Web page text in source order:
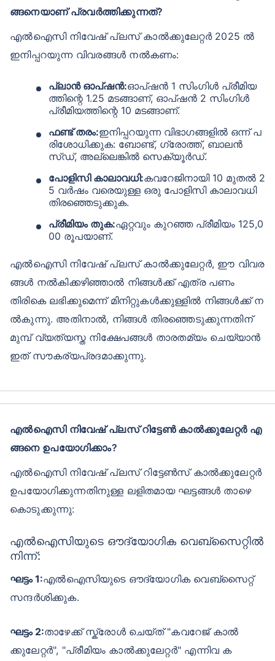
ങ്ങനെയാണ് പ്രവർത്തിക്കുന്നത്?
എൽഐസി നിവേഷ് പ്ലസ് കാൽക്കുലേറ്റർ 2025 ൽ
ഇനിപ്പറയുന്ന വിവരങ്ങൾ നൽകണം:
പ്ലാൻ ഓപ്ഷൻ:ഓപ്ഷൻ 1 സിംഗിൾ പ്രീമിയ
ത്തിന്റെ 1.25 മടങ്ങാണ്, ഓപ്ഷൻ 2 സിംഗിൾ
പ്രീമിയത്തിന്റെ 10 മടങ്ങാണ്.
ഫണ്ട് തരം:ഇനിപ്പറയുന്ന വിഭാഗങ്ങളിൽ ഒന്ന് പ
രിശോധിക്കുക: ബോണ്ട്, ഗ്രോത്ത്, ബാലൻ
സ്ഡ്, അല്ലെങ്കിൽ സെക്യൂർഡ്.
പോളിസി കാലാവധി:കവറേജിനായി 10 മുതൽ 2
5 വർഷം വരെയുള്ള ഒരു പോളിസി കാലാവധി
തിരഞ്ഞെടുക്കുക.
പ്രീമിയം തുക:ഏറ്റവും കുറഞ്ഞ പ്രീമിയം 125,0
00 രൂപയാണ്.
എൽഐസി നിവേഷ് പ്ലസ് കാൽക്കുലേറ്റർ, ഈ വിവര
ങ്ങൾ നൽകിക്കഴിഞ്ഞാൽ നിങ്ങൾക്ക് എത്ര പണം
തിരികെ ലഭിക്കുമെന്ന് മിനിറ്റുകൾക്കുള്ളിൽ നിങ്ങൾക്ക് ന
ൽകുന്നു. അതിനാൽ, നിങ്ങൾ തിരഞ്ഞെടുക്കുന്നതിന്
മുമ്പ് വ്യത്യസ്ത നിക്ഷേപങ്ങൾ താരതമ്യം ചെയ്യാൻ
ഇത് സൗകര്യപ്രദമാക്കുന്നു.
എൽഐസി നിവേഷ് പ്ലസ് റിട്ടേൺ കാൽക്കുലേറ്റർ എ
ങ്ങനെ ഉപയോഗിക്കാം?
എൽഐസി നിവേഷ് പ്ലസ് റിട്ടേൺസ് കാൽക്കുലേറ്റർ
ഉപയോഗിക്കുന്നതിനുള്ള ലളിതമായ ഘട്ടങ്ങൾ താഴെ
കൊടുക്കുന്നു:
എൽഐസിയുടെ ഔദ്യോഗിക വെബ്‌സൈറ്റിൽ
നിന്ന്:
ഘട്ടം 1:എൽഐസിയുടെ ഔദ്യോഗിക വെബ്സൈറ്റ്
സന്ദർശിക്കുക.
ഘട്ടം 2:താഴേക്ക് സ്ക്രോൾ ചെയ്ത് "കവറേജ് കാൽ
ക്കുലേറ്റർ", "പ്രീമിയം കാൽക്കുലേറ്റർ" എന്നിവ ക